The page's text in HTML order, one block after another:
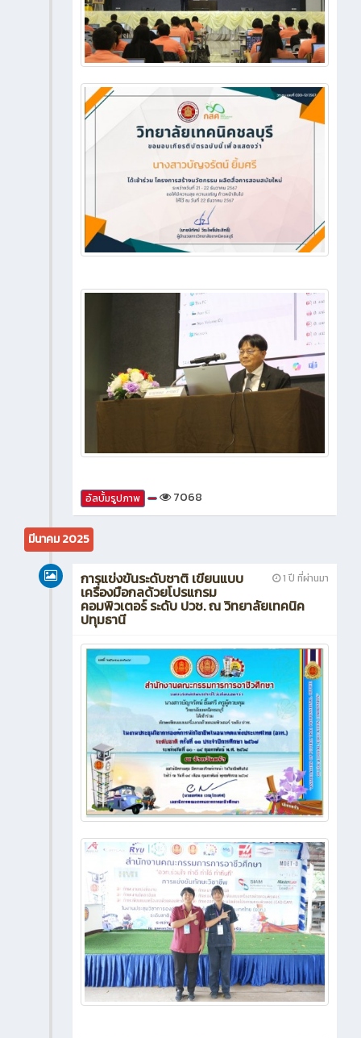
อัลบั้มรูปภาพ 7068
มีนาคม 2025
1 ปี ที่ผ่านมา
การแข่งขันระดับชาติ เขียนแบบ
เครื่องมือกลด้วยโปรแกรม
คอมพิวเตอร์ ระดับ ปวช. ณ วิทยาลัยเทคนิค
ปทุมธานี